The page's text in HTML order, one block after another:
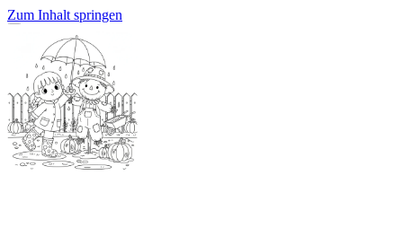
Zum Inhalt springen